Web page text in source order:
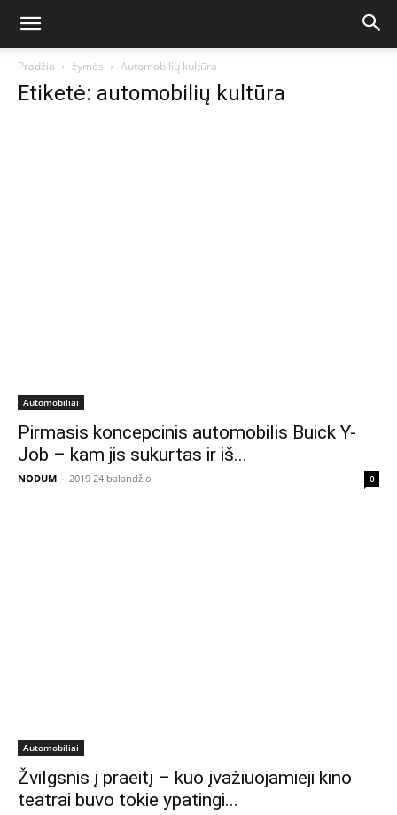
Pradžia žymės Automobilių kultūra
Etiketė: automobilių kultūra
Automobiliai
Pirmasis koncepcinis automobilis Buick Y-
Job – kam jis sukurtas ir iš...
NODUM - 2019 24 balandžio 0
Automobiliai
Žvilgsnis į praeitį – kuo įvažiuojamieji kino
teatrai buvo tokie ypatingi...